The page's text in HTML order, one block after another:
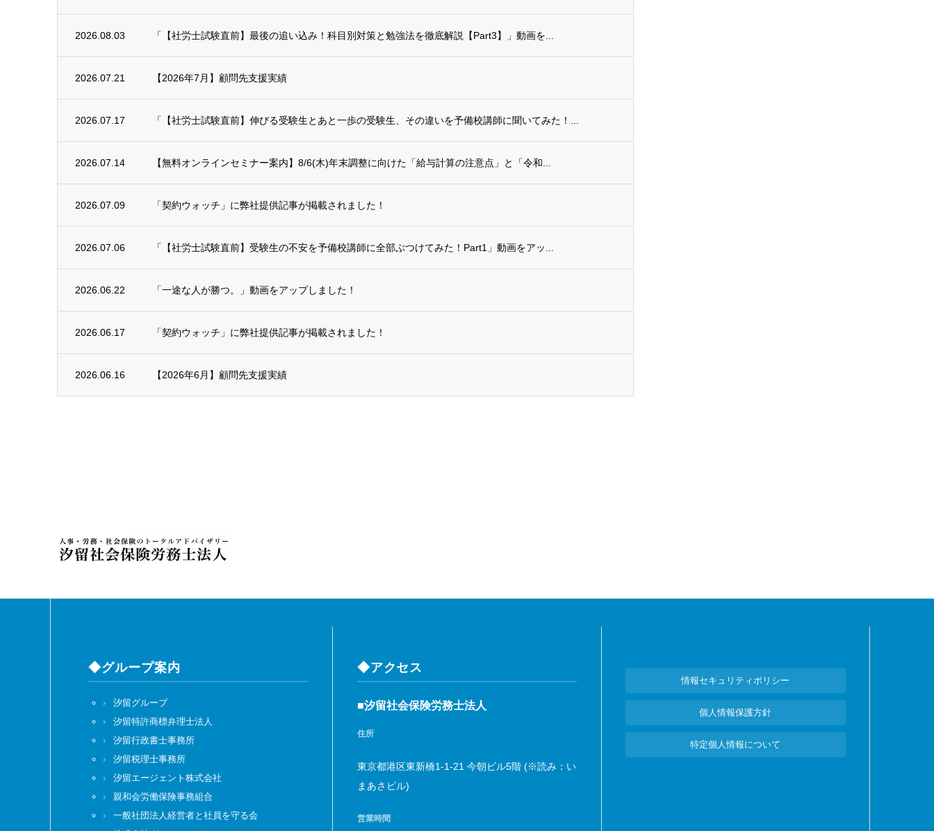
2026.08.03 「【社労士試験直前】最後の追い込み！科目別対策と勉強法を徹底解説【Part3】」動画を...
2026.07.21 【2026年7月】顧問先支援実績
2026.07.17 「【社労士試験直前】伸びる受験生とあと一歩の受験生、その違いを予備校講師に聞いてみた！...
2026.07.14 【無料オンラインセミナー案内】8/6(木)年末調整に向けた「給与計算の注意点」と「令和...
2026.07.09 「契約ウォッチ」に弊社提供記事が掲載されました！
2026.07.06 「【社労士試験直前】受験生の不安を予備校講師に全部ぶつけてみた！Part1」動画をアッ...
2026.06.22 「一途な人が勝つ。」動画をアップしました！
2026.06.17 「契約ウォッチ」に弊社提供記事が掲載されました！
2026.06.16 【2026年6月】顧問先支援実績
◆グループ案内
汐留グループ
汐留特許商標弁理士法人
汐留行政書士事務所
汐留税理士事務所
汐留エージェント株式会社
親和会労働保険事務組合
一般社団法人経営者と社員を守る会
◆アクセス
■汐留社会保険労務士法人
住所
東京都港区東新橋1-1-21 今朝ビル5階 (※読み：い
まあさビル)
営業時間
情報セキュリティポリシー
個人情報保護方針
特定個人情報について